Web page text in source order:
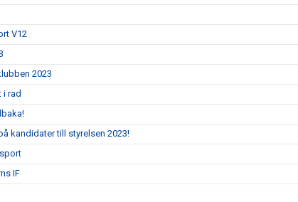
V12
2023
i rad
kandidater till styrelsen 2023!
IF